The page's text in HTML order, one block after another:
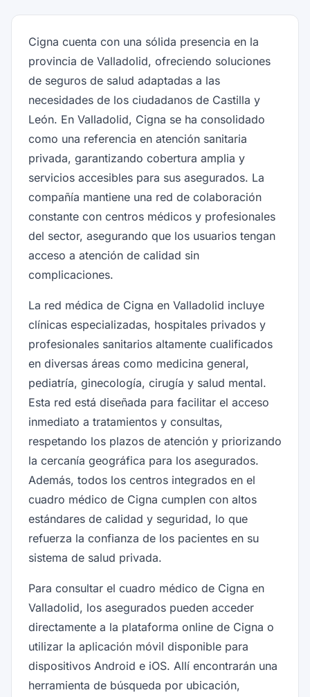
Cigna cuenta con una sólida presencia en la
provincia de Valladolid, ofreciendo soluciones
de seguros de salud adaptadas a las
necesidades de los ciudadanos de Castilla y
León. En Valladolid, Cigna se ha consolidado
como una referencia en atención sanitaria
privada, garantizando cobertura amplia y
servicios accesibles para sus asegurados. La
compañía mantiene una red de colaboración
constante con centros médicos y profesionales
del sector, asegurando que los usuarios tengan
acceso a atención de calidad sin
complicaciones.
La red médica de Cigna en Valladolid incluye
clínicas especializadas, hospitales privados y
profesionales sanitarios altamente cualificados
en diversas áreas como medicina general,
pediatría, ginecología, cirugía y salud mental.
Esta red está diseñada para facilitar el acceso
inmediato a tratamientos y consultas,
respetando los plazos de atención y priorizando
la cercanía geográfica para los asegurados.
Además, todos los centros integrados en el
cuadro médico de Cigna cumplen con altos
estándares de calidad y seguridad, lo que
refuerza la confianza de los pacientes en su
sistema de salud privada.
Para consultar el cuadro médico de Cigna en
Valladolid, los asegurados pueden acceder
directamente a la plataforma online de Cigna o
utilizar la aplicación móvil disponible para
dispositivos Android e iOS. Allí encontrarán una
herramienta de búsqueda por ubicación,